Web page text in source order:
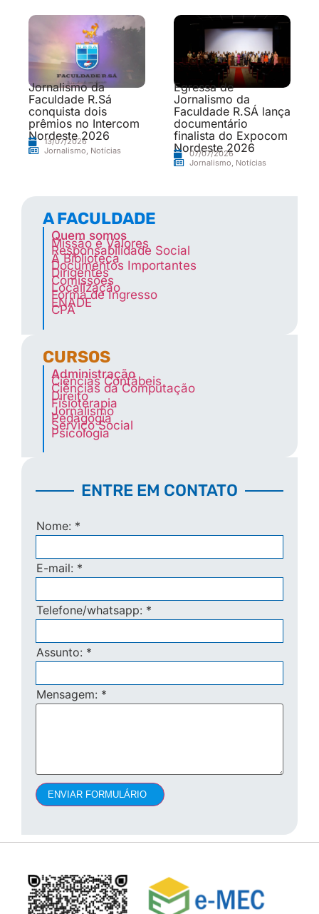
Jornalismo da
Faculdade R.Sá
conquista dois
prêmios no Intercom
Nordeste 2026
13/07/2026
Jornalismo, Notícias
Egressa de
Jornalismo da
Faculdade R.SÁ lança
documentário
finalista do Expocom
Nordeste 2026
07/07/2026
Jornalismo, Notícias
A FACULDADE
Quem somos
Missão e Valores
Responsabilidade Social
A Biblioteca
Documentos Importantes
Dirigentes
Comissões
Localização
Forma de Ingresso
ENADE
CPA
CURSOS
Administração
Ciências Contábeis
Ciências da Computação
Direito
Fisioterapia
Jornalismo
Pedagogia
Serviço Social
Psicologia
ENTRE EM CONTATO
Nome: *
E-mail: *
Telefone/whatsapp: *
Assunto: *
Mensagem: *
ENVIAR FORMULÁRIO